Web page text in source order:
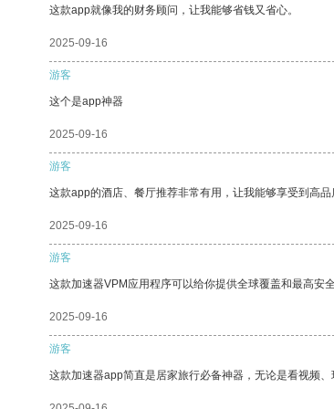
这款app就像我的财务顾问，让我能够省钱又省心。
2025-09-16
游客
这个是app神器
2025-09-16
游客
这款app的酒店、餐厅推荐非常有用，让我能够享受到高品
2025-09-16
游客
这款加速器VPM应用程序可以给你提供全球覆盖和最高安全
2025-09-16
游客
这款加速器app简直是居家旅行必备神器，无论是看视频